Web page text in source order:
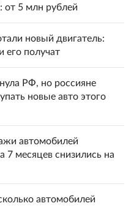
от 5 млн рублей
новый двигатель:
его получат
РФ, но россияне
новые авто этого
автомобилей
7 месяцев снизились на
автомобилей